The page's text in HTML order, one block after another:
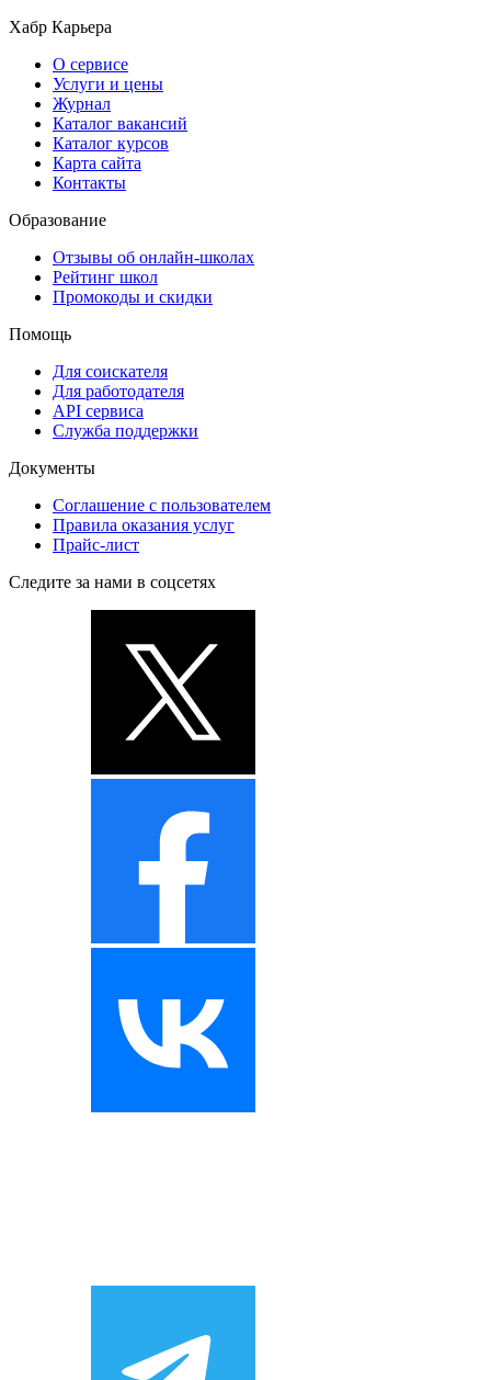
Хабр Карьера
О сервисе
Услуги и цены
Журнал
Каталог вакансий
Каталог курсов
Карта сайта
Контакты
Образование
Отзывы об онлайн-школах
Рейтинг школ
Промокоды и скидки
Помощь
Для соискателя
Для работодателя
API сервиса
Служба поддержки
Документы
Соглашение с пользователем
Правила оказания услуг
Прайс-лист
Следите за нами в соцсетях